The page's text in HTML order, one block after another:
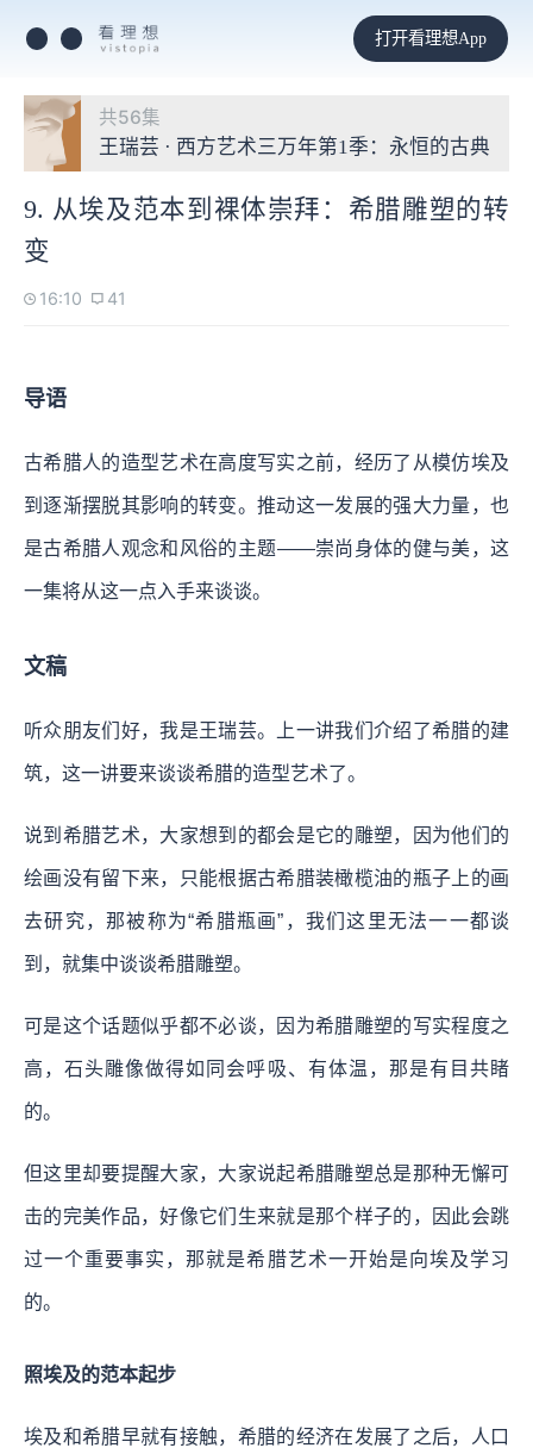
打开看理想App
共56集
王瑞芸 · 西方艺术三万年第1季：永恒的古典
9. 从埃及范本到裸体崇拜：希腊雕塑的转
变
16:10 41
导语
古希腊人的造型艺术在高度写实之前，经历了从模仿埃及
到逐渐摆脱其影响的转变。推动这一发展的强大力量，也
是古希腊人观念和风俗的主题——崇尚身体的健与美，这
一集将从这一点入手来谈谈。
文稿
听众朋友们好，我是王瑞芸。上一讲我们介绍了希腊的建
筑，这一讲要来谈谈希腊的造型艺术了。
说到希腊艺术，大家想到的都会是它的雕塑，因为他们的
绘画没有留下来，只能根据古希腊装橄榄油的瓶子上的画
去研究，那被称为“希腊瓶画”，我们这里无法一一都谈
到，就集中谈谈希腊雕塑。
可是这个话题似乎都不必谈，因为希腊雕塑的写实程度之
高，石头雕像做得如同会呼吸、有体温，那是有目共睹
的。
但这里却要提醒大家，大家说起希腊雕塑总是那种无懈可
击的完美作品，好像它们生来就是那个样子的，因此会跳
过一个重要事实，那就是希腊艺术一开始是向埃及学习
的。
照埃及的范本起步
埃及和希腊早就有接触，希腊的经济在发展了之后，人口